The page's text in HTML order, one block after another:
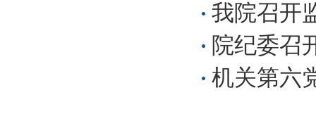
我院召开
院纪委召
机关第六